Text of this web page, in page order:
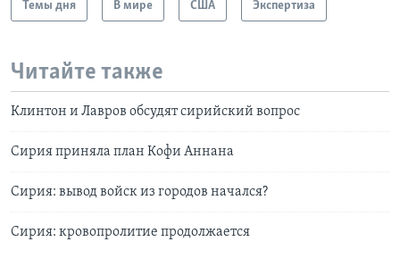
Темы дня В мире США Экспертиза
Читайте также
Клинтон и Лавров обсудят сирийский вопрос
Сирия приняла план Кофи Аннана
Сирия: вывод войск из городов начался?
Сирия: кровопролитие продолжается